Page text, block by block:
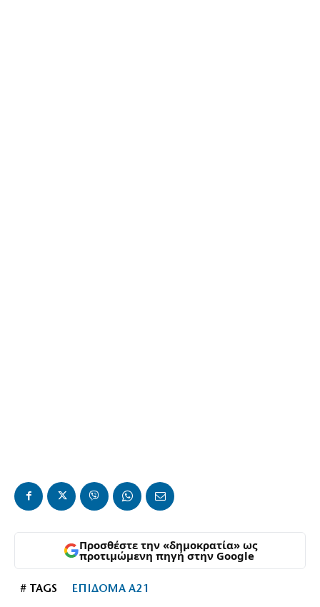
Προσθέστε την «δημοκρατία» ως
προτιμώμενη πηγή στην Google
# TAGS ΕΠΙΔΟΜΑ Α21